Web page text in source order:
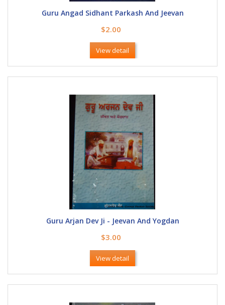
Guru Angad Sidhant Parkash And Jeevan
$2.00
View detail
Guru Arjan Dev Ji - Jeevan And Yogdan
$3.00
View detail